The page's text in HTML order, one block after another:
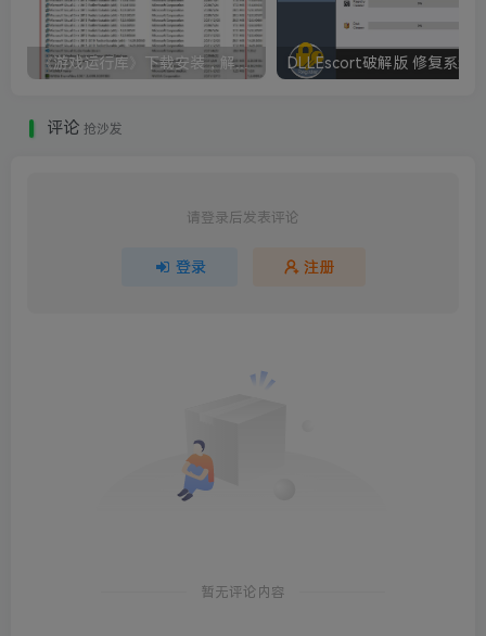
《游戏运行库》下载安装，解决游戏打不开无法运行
评论 抢沙发
请登录后发表评论
登录 注册
暂无评论内容